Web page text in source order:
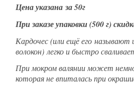
Цена указана за 50г
При заказе упаковки (500 г)
Кардочес (или ещё его называют
волокон) легко и быстро
При мокром валянии может
которая не впиталась при